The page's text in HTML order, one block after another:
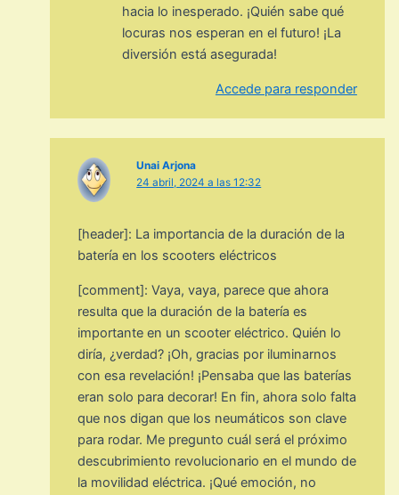
hacia lo inesperado. ¡Quién sabe qué
locuras nos esperan en el futuro! ¡La
diversión está asegurada!
Accede para responder
Unai Arjona
24 abril, 2024 a las 12:32
[header]: La importancia de la duración de la
batería en los scooters eléctricos
[comment]: Vaya, vaya, parece que ahora
resulta que la duración de la batería es
importante en un scooter eléctrico. Quién lo
diría, ¿verdad? ¡Oh, gracias por iluminarnos
con esa revelación! ¡Pensaba que las baterías
eran solo para decorar! En fin, ahora solo falta
que nos digan que los neumáticos son clave
para rodar. Me pregunto cuál será el próximo
descubrimiento revolucionario en el mundo de
la movilidad eléctrica. ¡Qué emoción, no